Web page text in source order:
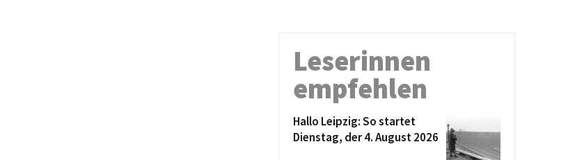
Leserinnen
empfehlen
Hallo Leipzig: So startet
Dienstag, der 4. August 2026